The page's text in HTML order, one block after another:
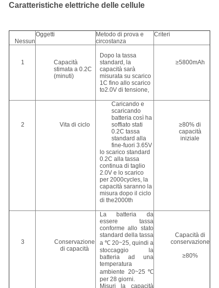
Caratteristiche elettriche delle cellule
Nessun
Oggetti
Metodo di prova e
circostanza
Criteri
1
Capacità
stimata a 0.2C
(minuti)
Dopo la tassa
standard, la
capacità sarà
misurata su scarico
1C fino allo scarico
to2.0V di tensione,
≥5800mAh
2 Vita di ciclo
Caricando e
scaricando
batteria così ha
soffiato stati
0.2C tassa
standard alla
fine-fuori 3.65V
lo scarico standard
0.2C alla tassa
continua di taglio
2.0V e lo scarico
per 2000cycles, la
capacità saranno la
misura dopo il ciclo
di the2000th
≥80% di
capacità
iniziale
3
Conservazione
di capacità
La batteria da
essere tassa
conforme allo stato
standard della tassa
a ℃ 20~25, quindi a
stoccaggio la
batteria ad una
temperatura
ambiente 20~25℃
per 28 giorni.
Misuri la capacità
Capacità di
conservazione
≥80%